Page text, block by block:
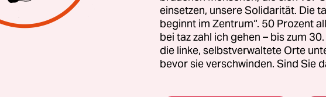
Minuten begrenzt, damit möglichst viele zu Wort
das Forum am Freitagmittag beginnt, fehlt das
einsetzen, unsere Solidarität. Die
beginnt im Zentrum“. 50 Prozent
bei taz zahl ich gehen – bis zum
die linke, selbstverwaltete Orte
bevor sie verschwinden. Sind Sie